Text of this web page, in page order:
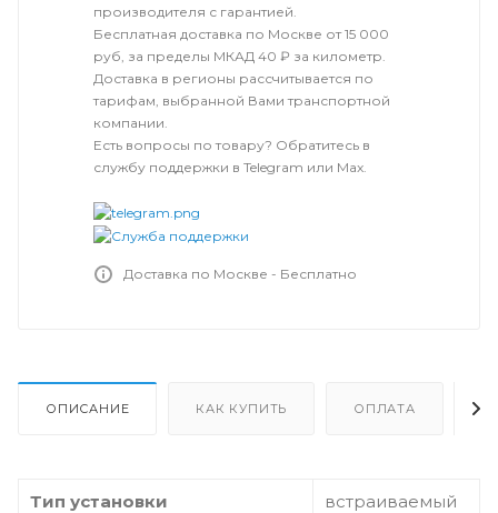
производителя с гарантией.
Бесплатная доставка по Москве от 15 000
руб, за пределы МКАД 40 ₽ за километр.
Доставка в регионы рассчитывается по
тарифам, выбранной Вами транспортной
компании.
Есть вопросы по товару? Обратитесь в
службу поддержки в Telegram или Max.
Доставка по Москве - Бесплатно
ОПИСАНИЕ КАК КУПИТЬ ОПЛАТА
Тип установки
встраиваемый